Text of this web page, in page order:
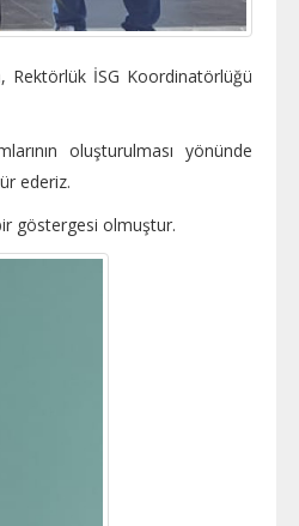
Rektörlük İSG Koordinatörlüğü
oluşturulması yönünde
ederiz.
göstergesi olmuştur.